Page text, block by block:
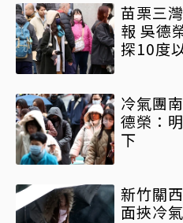
苗栗三
報 吳德
探10度
冷氣團
德榮：
下
新竹關
面挾冷